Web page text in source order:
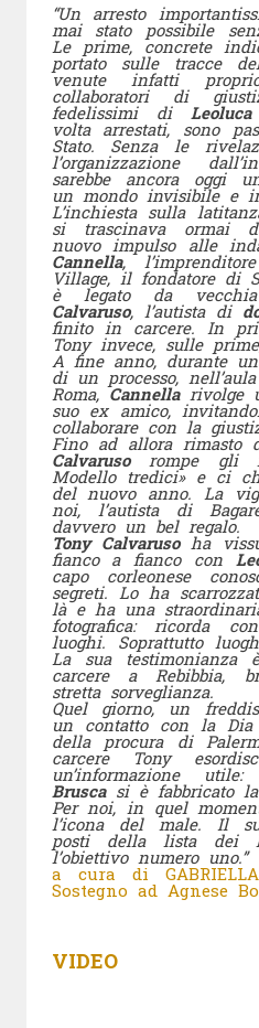
“Un arresto
mai stato possibile
Le prime, concrete
portato sulle tracce
venute infatti
collaboratori di
fedelissimi di
volta arrestati, sono
Stato. Senza le
l’organizzazione
sarebbe ancora oggi
un mondo invisibile e
L’inchiesta sulla
si trascinava ormai
nuovo impulso alle
Cannella,
Village, il fondatore di
è legato da
Calvaruso, l’autista di
finito in carcere. In
Tony invece, sulle
A fine anno, durante
di un processo,
Roma,Cannellarivolge
suo ex amico,
collaborare con la
Fino ad allora rimasto
Calvarusorompe gli
Modello tredici» e ci
del nuovo anno. La
noi, l’autista di
davvero un bel regalo.
Tony Calvarusoha
fianco a fianco con
capo corleonese
segreti. Lo ha
là e ha una
fotografica: ricorda
luoghi. Soprattutto
La sua testimonianza
carcere a Rebibbia,
stretta sorveglianza.
Quel giorno, un
un contatto con la
della procura di
carcere Tony
un’informazione
Bruscasi è fabbricato la
Per noi, in quel
l’icona del male. Il
posti della lista dei
l’obiettivo numero uno.”
a cura di
Sostegno ad Agnese
VIDEO